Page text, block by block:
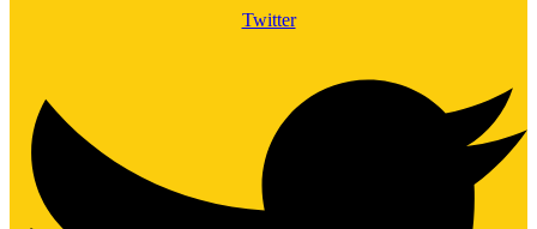
Twitter